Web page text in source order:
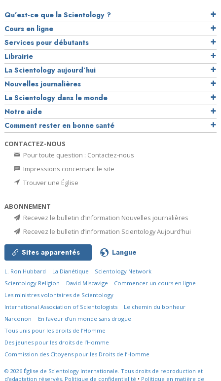
Qu’est-ce que la Scientology ?
Cours en ligne
Services pour débutants
Librairie
La Scientology aujourd’hui
Nouvelles journalières
La Scientology dans le monde
Notre aide
Comment rester en bonne santé
CONTACTEZ-NOUS
Pour toute question : Contactez-nous
Impressions concernant le site
Trouver une Église
ABONNEMENT
Recevez le bulletin d’information Nouvelles journalières
Recevez le bulletin d’information Scientology Aujourd’hui
Sites apparentés Langue
L. Ron Hubbard La Dianétique
Scientology Network
Scientology Religion
David Miscavige
Commencer un cours en ligne
Les ministres volontaires de Scientology
International Association of Scientologists
Le chemin du bonheur
Narconon
En faveur d’un monde sans drogue
Tous unis pour les droits de l’Homme
Des jeunes pour les droits de l’Homme
Commission des Citoyens pour les Droits de l’Homme
© 2026 Église de Scientology Internationale. Tous droits de reproduction et
d’adaptation réservés. Politique de confidentialité • Politique en matière de